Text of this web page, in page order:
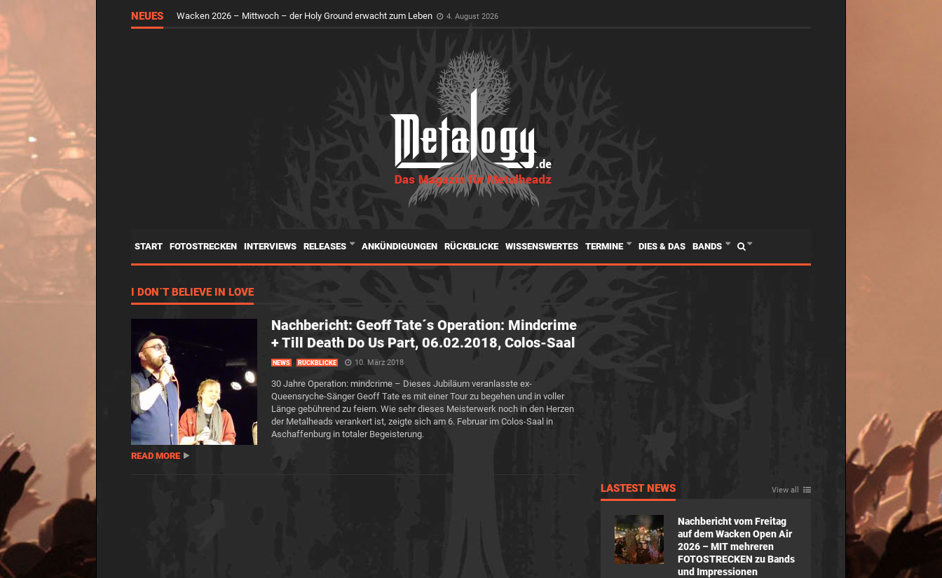
NEUES Wacken 2026 – Mittwoch – der Holy Ground erwacht zum Leben 4. August 2026
START FOTOSTRECKEN INTERVIEWS RELEASES ANKÜNDIGUNGEN RÜCKBLICKE WISSENSWERTES TERMINE DIES & DAS BANDS
I DON´T BELIEVE IN LOVE
Nachbericht: Geoff Tate´s Operation: Mindcrime
+ Till Death Do Us Part, 06.02.2018, Colos-Saal
NEWS RÜCKBLICKE 10. März 2018
30 Jahre Operation: mindcrime – Dieses Jubiläum veranlasste ex-
Queensryche-Sänger Geoff Tate es mit einer Tour zu begehen und in voller
Länge gebührend zu feiern. Wie sehr dieses Meisterwerk noch in den Herzen
der Metalheads verankert ist, zeigte sich am 6. Februar im Colos-Saal in
Aschaffenburg in totaler Begeisterung.
READ MORE
LASTEST NEWS View all
Nachbericht vom Freitag
auf dem Wacken Open Air
2026 – MIT mehreren
FOTOSTRECKEN zu Bands
und Impressionen